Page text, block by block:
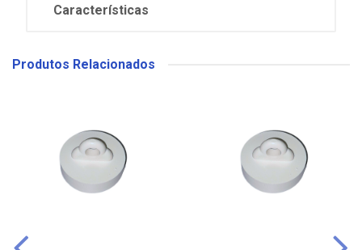
Características
Produtos Relacionados